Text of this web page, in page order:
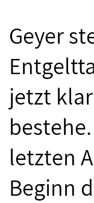
Geyer
jetzt
letzten
Beginn